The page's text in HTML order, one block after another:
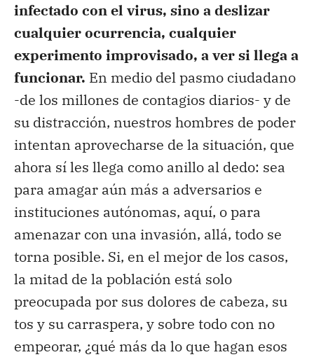
infectado con el virus, sino a deslizar
cualquier ocurrencia, cualquier
experimento improvisado, a ver si llega a
funcionar. En medio del pasmo ciudadano
-de los millones de contagios diarios- y de
su distracción, nuestros hombres de poder
intentan aprovecharse de la situación, que
ahora sí les llega como anillo al dedo: sea
para amagar aún más a adversarios e
instituciones autónomas, aquí, o para
amenazar con una invasión, allá, todo se
torna posible. Si, en el mejor de los casos,
la mitad de la población está solo
preocupada por sus dolores de cabeza, su
tos y su carraspera, y sobre todo con no
empeorar, ¿qué más da lo que hagan esos